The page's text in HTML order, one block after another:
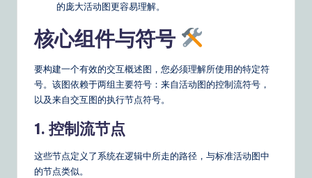
S
ft
w
的庞大活动图更容易理解。
核心组件与符号
要构建一个有效的交互概述图，您必须理解所使用的特定符
号。该图依赖于两组主要符号：来自活动图的控制流符号，
以及来自交互图的执行节点符号。
1. 控制流节点
这些节点定义了系统在逻辑中所走的路径，与标准活动图中
的节点类似。